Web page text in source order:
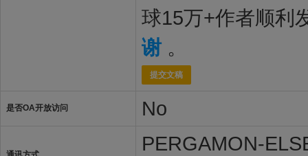
球15万+作者顺利
谢 。
提交文稿
是否OA开放访问 No
PERGAMON-